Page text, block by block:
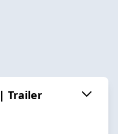
Trailer